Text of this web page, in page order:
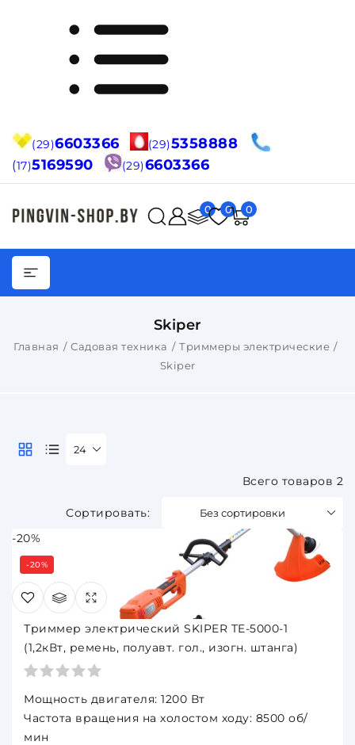
(29)6603366 (29)5358888
(17)5169590 (29)6603366
0 0 0
Skiper
Главная Садовая техника
Триммеры электрические
Skiper
Без сортировки
Всего товаров 2
24
-20%
-20%
Триммер электрический SKIPER TE-5000-1
(1,2кВт, ремень, полуавт. гол., изогн. штанга)
Мощность двигателя: 1200 Вт
Частота вращения на холостом ходу: 8500 об/
мин